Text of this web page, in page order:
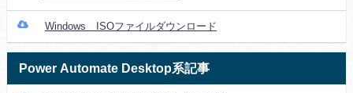
Windows ISOファイルダウンロード
Power Automate Desktop系記事